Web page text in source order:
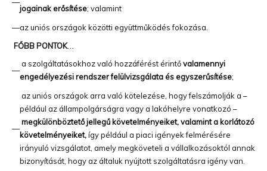
jogainak erősítése; valamint
—az uniós országok közötti együttműködés fokozása.
FŐBB PONTOK…
—
a szolgáltatásokhoz való hozzáférést érintővalamennyi
engedélyezési rendszer felülvizsgálata és egyszerűsítése;
—
az uniós országok arra való kötelezése, hogy felszámolják a –
például az állampolgárságra vagy a lakóhelyre vonatkozó –
megkülönböztető jellegű követelményeiket, valamint a korlátozó
követelményeiket,így például a piaci igények felmérésére
irányuló vizsgálatot, amely megköveteli a vállalkozásoktól annak
bizonyítását, hogy az általuk nyújtott szolgáltatásra igény van.